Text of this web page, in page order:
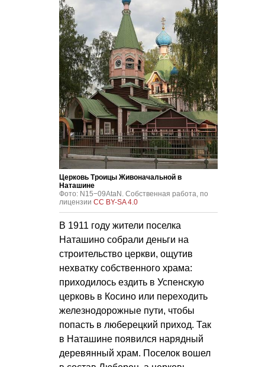
Церковь Троицы Живоначальной в
Наташине
Фото: N15−09AtaN. Собственная работа, по
лицензии CC BY-SA 4.0
В 1911 году жители поселка
Наташино собрали деньги на
строительство церкви, ощутив
нехватку собственного храма:
приходилось ездить в Успенскую
церковь в Косино или переходить
железнодорожные пути, чтобы
попасть в люберецкий приход. Так
в Наташине появился нарядный
деревянный храм. Поселок вошел